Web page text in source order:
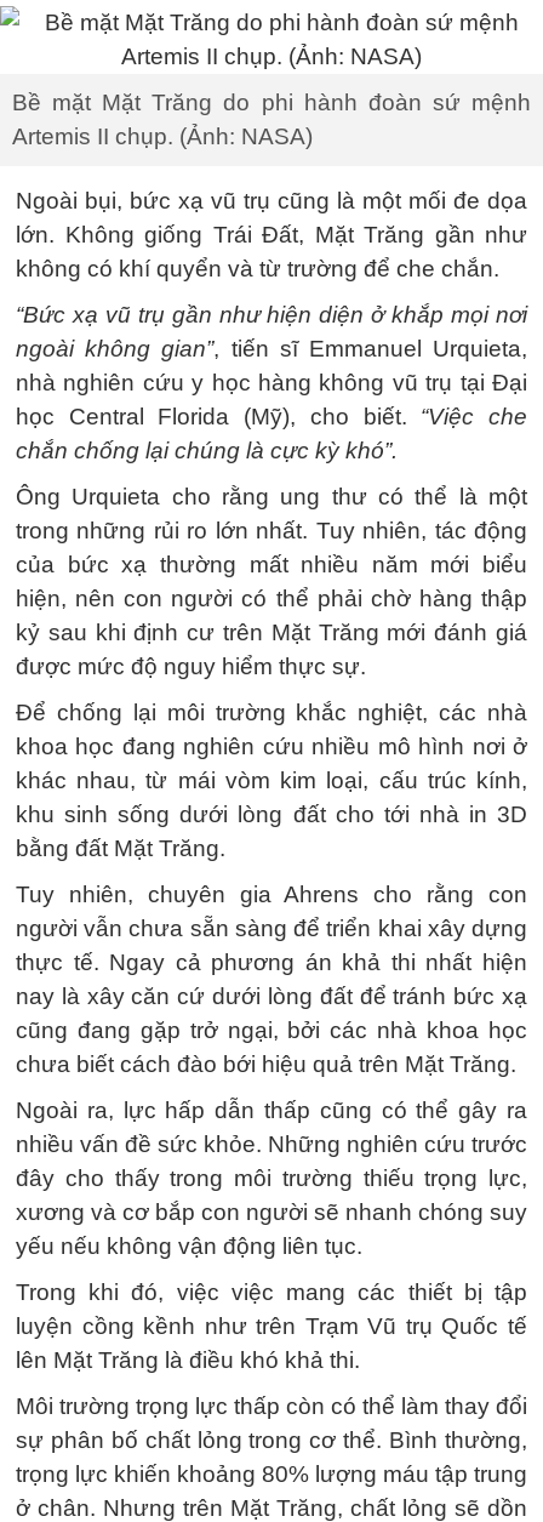
Bề mặt Mặt Trăng do phi hành đoàn sứ mệnh
Artemis II chụp. (Ảnh: NASA)
Ngoài bụi, bức xạ vũ trụ cũng là một mối đe dọa
lớn. Không giống Trái Đất, Mặt Trăng gần như
không có khí quyển và từ trường để che chắn.
“Bức xạ vũ trụ gần như hiện diện ở khắp mọi nơi
ngoài không gian”, tiến sĩ Emmanuel Urquieta,
nhà nghiên cứu y học hàng không vũ trụ tại Đại
học Central Florida (Mỹ), cho biết. “Việc che
chắn chống lại chúng là cực kỳ khó”.
Ông Urquieta cho rằng ung thư có thể là một
trong những rủi ro lớn nhất. Tuy nhiên, tác động
của bức xạ thường mất nhiều năm mới biểu
hiện, nên con người có thể phải chờ hàng thập
kỷ sau khi định cư trên Mặt Trăng mới đánh giá
được mức độ nguy hiểm thực sự.
Để chống lại môi trường khắc nghiệt, các nhà
khoa học đang nghiên cứu nhiều mô hình nơi ở
khác nhau, từ mái vòm kim loại, cấu trúc kính,
khu sinh sống dưới lòng đất cho tới nhà in 3D
bằng đất Mặt Trăng.
Tuy nhiên, chuyên gia Ahrens cho rằng con
người vẫn chưa sẵn sàng để triển khai xây dựng
thực tế. Ngay cả phương án khả thi nhất hiện
nay là xây căn cứ dưới lòng đất để tránh bức xạ
cũng đang gặp trở ngại, bởi các nhà khoa học
chưa biết cách đào bới hiệu quả trên Mặt Trăng.
Ngoài ra, lực hấp dẫn thấp cũng có thể gây ra
nhiều vấn đề sức khỏe. Những nghiên cứu trước
đây cho thấy trong môi trường thiếu trọng lực,
xương và cơ bắp con người sẽ nhanh chóng suy
yếu nếu không vận động liên tục.
Trong khi đó, việc việc mang các thiết bị tập
luyện cồng kềnh như trên Trạm Vũ trụ Quốc tế
lên Mặt Trăng là điều khó khả thi.
Môi trường trọng lực thấp còn có thể làm thay đổi
sự phân bố chất lỏng trong cơ thể. Bình thường,
trọng lực khiến khoảng 80% lượng máu tập trung
ở chân. Nhưng trên Mặt Trăng, chất lỏng sẽ dồn